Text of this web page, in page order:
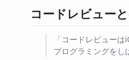
コードレビュー
「コードレビュー
プログラミングをし